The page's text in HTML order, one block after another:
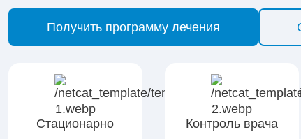
Получить программу лечения
Стационарно Контроль врача